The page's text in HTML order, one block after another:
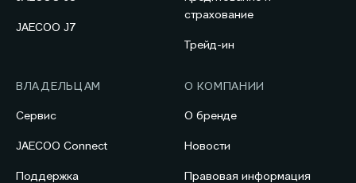
JAECOO J7
страхование
Трейд-ин
ВЛАДЕЛЬЦАМ
Сервис
JAECOO Connect
Поддержка
О КОМПАНИИ
О бренде
Новости
Правовая информация